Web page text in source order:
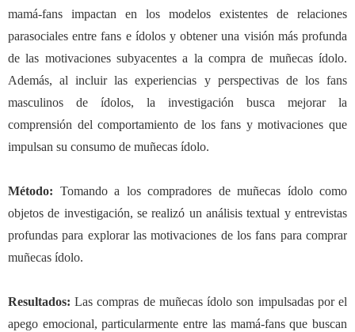
mamá-fans impactan en los modelos existentes de relaciones
parasociales entre fans e ídolos y obtener una visión más profunda
de las motivaciones subyacentes a la compra de muñecas ídolo.
Además, al incluir las experiencias y perspectivas de los fans
masculinos de ídolos, la investigación busca mejorar la
comprensión del comportamiento de los fans y motivaciones que
impulsan su consumo de muñecas ídolo.
Método: Tomando a los compradores de muñecas ídolo como
objetos de investigación, se realizó un análisis textual y entrevistas
profundas para explorar las motivaciones de los fans para comprar
muñecas ídolo.
Resultados:Las compras de muñecas ídolo son impulsadas por el
apego emocional, particularmente entre las mamá-fans que buscan